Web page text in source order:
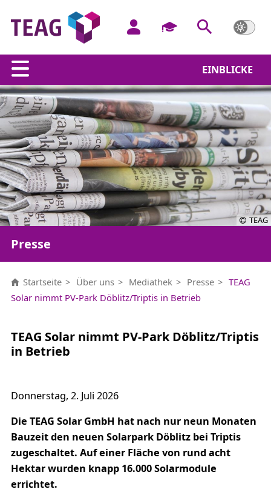
EINBLICKE
TEAG
Presse
Startseite Über uns Mediathek Presse
TEAG
Solar nimmt PV-Park Döblitz/Triptis in Betrieb
TEAG Solar nimmt PV-Park Döblitz/Triptis
in Betrieb
Donnerstag, 2. Juli 2026
Die TEAG Solar GmbH hat nach nur neun Monaten
Bauzeit den neuen Solarpark Döblitz bei Triptis
zugeschaltet. Auf einer Fläche von rund acht
Hektar wurden knapp 16.000 Solarmodule
errichtet.